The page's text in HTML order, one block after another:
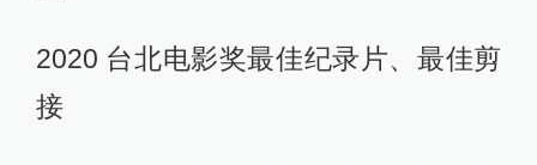
2020 台北电影奖最佳纪录片、最佳剪
接